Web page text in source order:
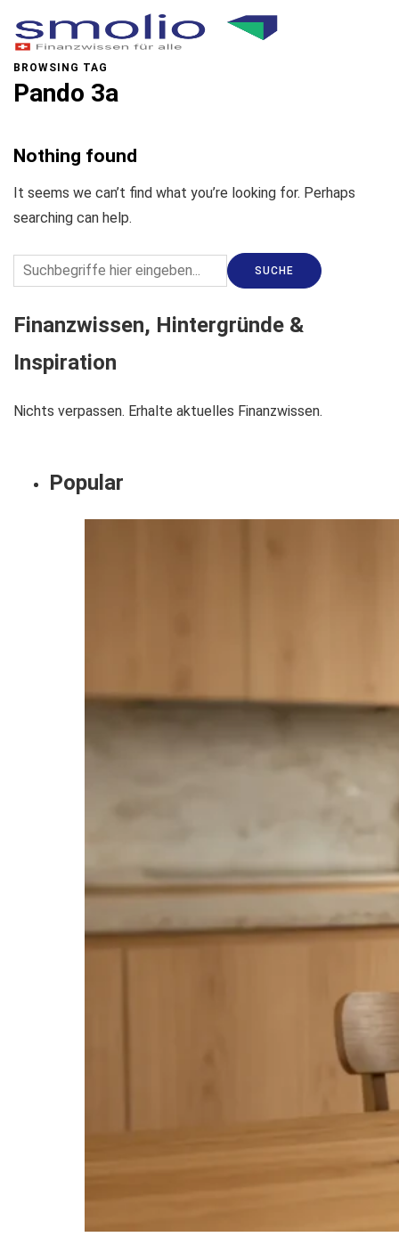
BROWSING TAG
Pando 3a
Nothing found
It seems we can’t find what you’re looking for. Perhaps
searching can help.
Finanzwissen, Hintergründe &
Inspiration
Nichts verpassen. Erhalte aktuelles Finanzwissen.
Popular